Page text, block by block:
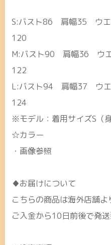
S:バスト86 肩幅35 ウ
120
M:バスト90 肩幅36 ウ
122
L:バスト94 肩幅37 ウ
124
※モデル：着用サイズS
☆カラー
・画像参照
♦お届けについて
こちらの商品は海外店舗よ
ご入金から10日前後で発送